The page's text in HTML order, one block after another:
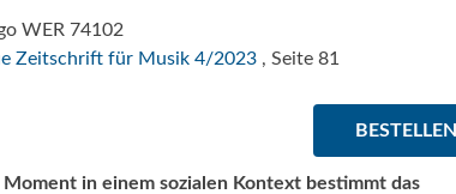
WER 74102
Zeitschrift für Musik 4/2023, Seite 81
BESTELLEN
in einem sozialen Kontext bestimmt das